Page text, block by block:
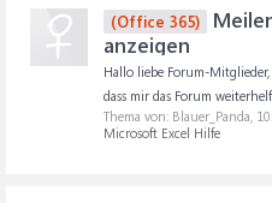
(Office 365)
anzeigen
Hallo liebe Forum-
dass mir das Forum
Thema von: Blauer_Panda,
Microsoft Excel Hilfe